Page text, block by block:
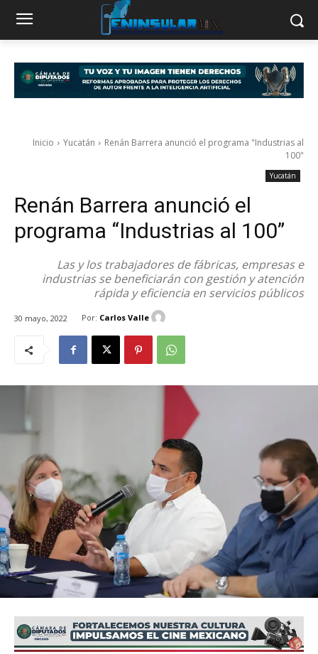
Inicio Yucatán
Renán Barrera anunció el programa "Industrias al
100"
Yucatán
Renán Barrera anunció el
programa “Industrias al 100”
Las y los trabajadores de fábricas, empresas e
industrias se beneficiarán con gestión y atención
rápida y eficiencia en servicios públicos
30 mayo, 2022 Por: Carlos Valle